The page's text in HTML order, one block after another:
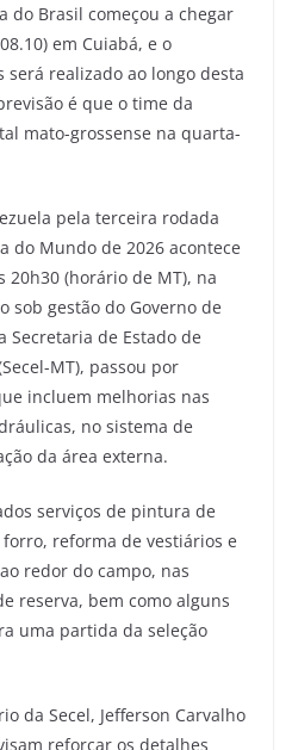
do Brasil começou a chegar
em Cuiabá, e o
realizado ao longo desta
é que o time da
mato-grossense na quarta-
pela terceira rodada
do Mundo de 2026 acontece
20h30 (horário de MT), na
sob gestão do Governo de
Secretaria de Estado de
MT), passou por
incluem melhorias nas
no sistema de
da área externa.
serviços de pintura de
reforma de vestiários e
redor do campo, nas
reserva, bem como alguns
uma partida da seleção
da Secel, Jefferson Carvalho
reforçar os detalhes